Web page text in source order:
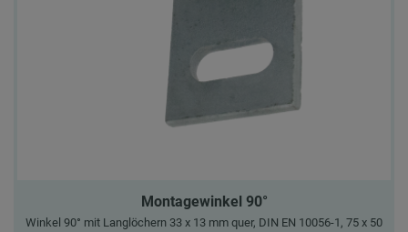
Montagewinkel 90°
Winkel 90° mit Langlöchern 33 x 13 mm quer, DIN EN 10056-1, 75 x 50